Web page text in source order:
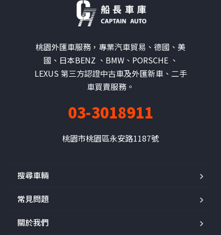
桃園外匯車服務，專業汽車貿易、德國、美
國、日本BENZ 、BMW、PORSCHE 、
LEXUS 第三方認證中古車及外匯新車、二手
車買賣服務。
03-3018911
桃園市桃園區永安路1187號
搜尋車輛
常見問題
關於我們